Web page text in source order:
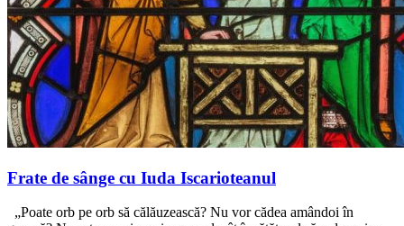
Frate de sânge cu Iuda Iscarioteanul
„Poate orb pe orb să călăuzească? Nu vor cădea amândoi în